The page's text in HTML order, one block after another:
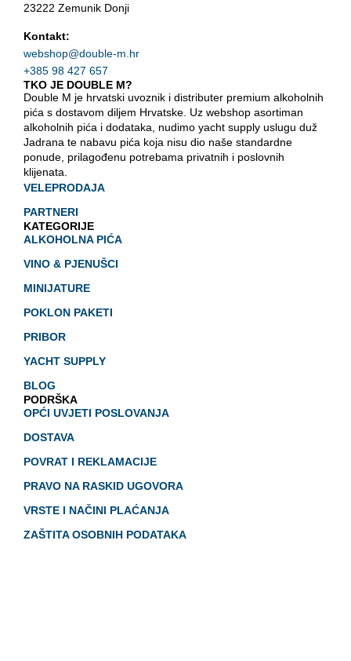
23222 Zemunik Donji
Kontakt:
webshop@double-m.hr
+385 98 427 657
TKO JE DOUBLE M?
Double M je hrvatski uvoznik i distributer premium alkoholnih
pića s dostavom diljem Hrvatske. Uz webshop asortiman
alkoholnih pića i dodataka, nudimo yacht supply uslugu duž
Jadrana te nabavu pića koja nisu dio naše standardne
ponude, prilagođenu potrebama privatnih i poslovnih
klijenata.
VELEPRODAJA
PARTNERI
KATEGORIJE
ALKOHOLNA PIĆA
VINO & PJENUŠCI
MINIJATURE
POKLON PAKETI
PRIBOR
YACHT SUPPLY
BLOG
PODRŠKA
OPĆI UVJETI POSLOVANJA
DOSTAVA
POVRAT I REKLAMACIJE
PRAVO NA RASKID UGOVORA
VRSTE I NAČINI PLAĆANJA
ZAŠTITA OSOBNIH PODATAKA